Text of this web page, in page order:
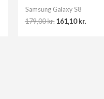
Samsung Galaxy S8
179,00kr. Original
161,10kr.